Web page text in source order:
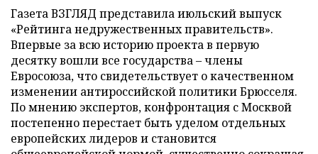
Газета ВЗГЛЯД представила июльский выпуск
«Рейтинга недружественных правительств».
Впервые за всю историю проекта в первую
десятку вошли все государства – члены
Евросоюза, что свидетельствует о качественном
изменении антироссийской политики Брюсселя.
По мнению экспертов, конфронтация с Москвой
постепенно перестает быть уделом отдельных
европейских лидеров и становится